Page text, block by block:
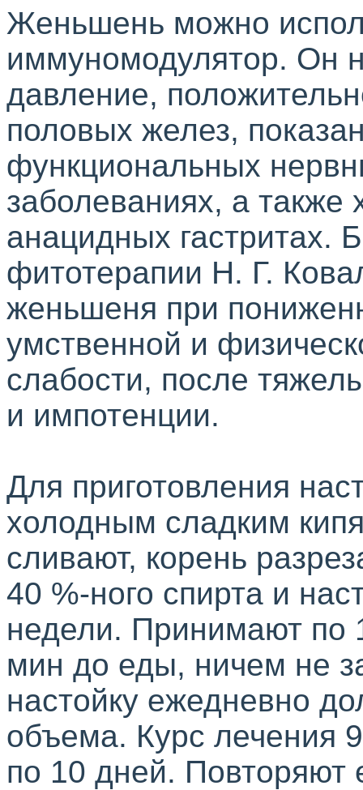
Женьшень можно
иммуномодулятор. Он
давление,
половых желез,
функциональных
заболеваниях, а также
анацидных гастритах.
фитотерапии Н. Г.
женьшеня при
умственной и
слабости, после
и импотенции.
Для приготовления
холодным сладким
сливают, корень
40 %-ного спирта и
недели. Принимают по
мин до еды, ничем не
настойку ежедневно
объема. Курс лечения
по 10 дней. Повторяют